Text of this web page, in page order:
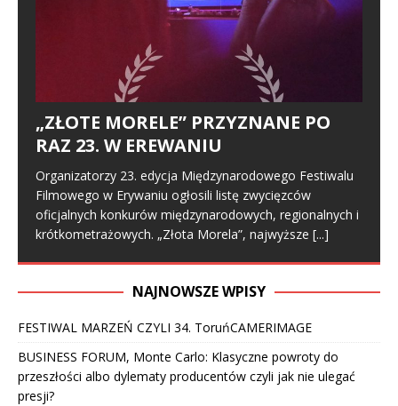
„ZŁOTE MORELE” PRZYZNANE PO
RAZ 23. W EREWANIU
Organizatorzy 23. edycja Międzynarodowego Festiwalu
Filmowego w Erywaniu ogłosili listę zwycięzców
oficjalnych konkurów międzynarodowych, regionalnych i
krótkometrażowych. „Złota Morela”, najwyższe [...]
NAJNOWSZE WPISY
FESTIWAL MARZEŃ CZYLI 34. ToruńCAMERIMAGE
BUSINESS FORUM, Monte Carlo: Klasyczne powroty do
przeszłości albo dylematy producentów czyli jak nie ulegać
presji?